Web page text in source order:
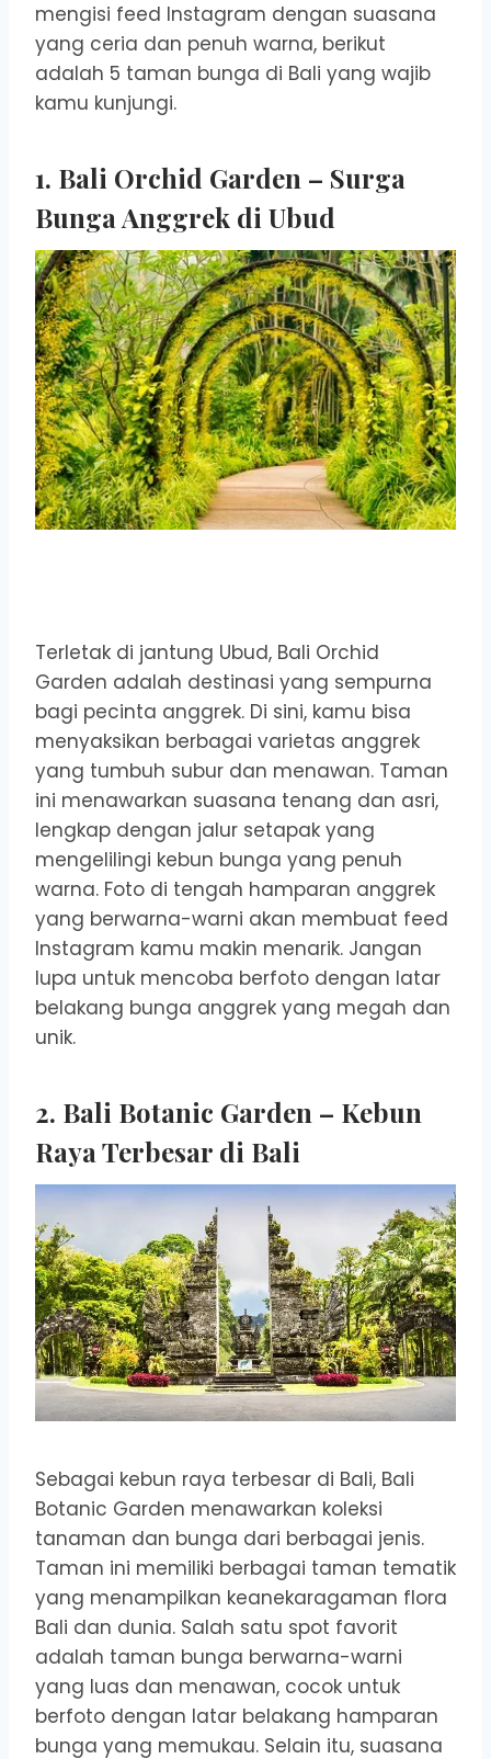
mengisi feed Instagram dengan suasana
yang ceria dan penuh warna, berikut
adalah 5 taman bunga di Bali yang wajib
kamu kunjungi.
1. Bali Orchid Garden – Surga
Bunga Anggrek di Ubud
Terletak di jantung Ubud, Bali Orchid
Garden adalah destinasi yang sempurna
bagi pecinta anggrek. Di sini, kamu bisa
menyaksikan berbagai varietas anggrek
yang tumbuh subur dan menawan. Taman
ini menawarkan suasana tenang dan asri,
lengkap dengan jalur setapak yang
mengelilingi kebun bunga yang penuh
warna. Foto di tengah hamparan anggrek
yang berwarna-warni akan membuat feed
Instagram kamu makin menarik. Jangan
lupa untuk mencoba berfoto dengan latar
belakang bunga anggrek yang megah dan
unik.
2. Bali Botanic Garden – Kebun
Raya Terbesar di Bali
Sebagai kebun raya terbesar di Bali, Bali
Botanic Garden menawarkan koleksi
tanaman dan bunga dari berbagai jenis.
Taman ini memiliki berbagai taman tematik
yang menampilkan keanekaragaman flora
Bali dan dunia. Salah satu spot favorit
adalah taman bunga berwarna-warni
yang luas dan menawan, cocok untuk
berfoto dengan latar belakang hamparan
bunga yang memukau. Selain itu, suasana